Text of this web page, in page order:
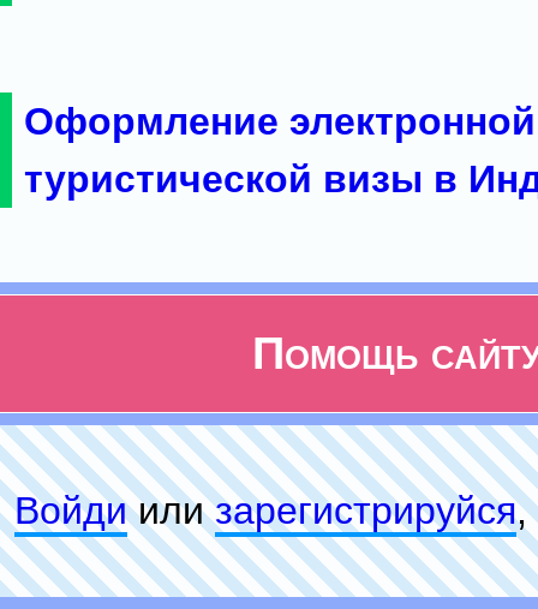
Оформление электронной
туристической визы в
Помощь
Войдиилизарeгиcтpируйся,